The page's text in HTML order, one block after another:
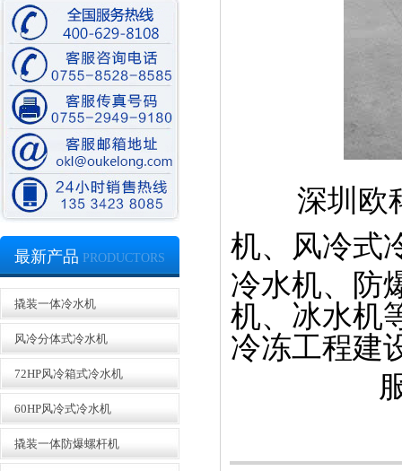
比泽尔水冷螺杆机装配中
低温水冷螺杆式冷冻机
模温机
最新产品 PRODUCTORS
撬装一体冷水机
风冷分体式冷水机
72HP风冷箱式冷水机
60HP风冷式冷水机
撬装一体防爆螺杆机
深圳 欧
机、风冷式
冷水机、防
机、冰水机
冷冻工程建